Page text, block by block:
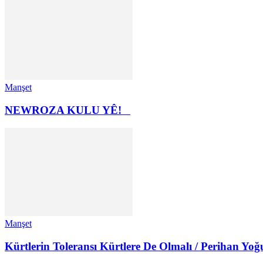
Manşet
NEWROZA KULU YÊ!
Manşet
Kürtlerin Toleransı Kürtlere De Olmalı / Perihan